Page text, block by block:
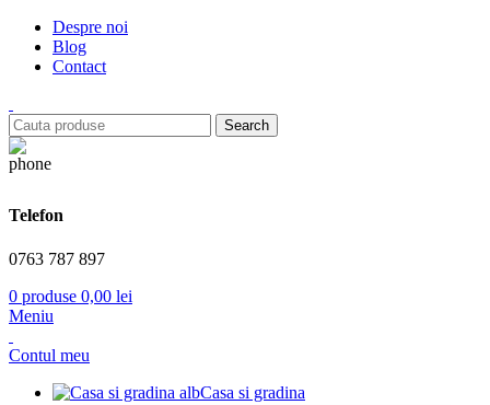
Despre noi
Blog
Contact
Search
Telefon
0763 787 897
0 produse 0,00 lei
Meniu
Contul meu
Casa si gradina